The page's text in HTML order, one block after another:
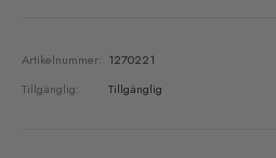
Artikelnummer: 1270221
Tillgänglig:
Tillgänglig